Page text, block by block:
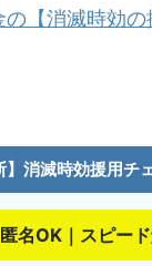
【消滅時効
】消滅時効援用チ
名OK｜スピー